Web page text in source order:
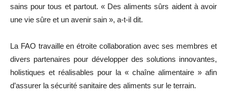
sains pour tous et partout. « Des aliments sûrs aident à avoir
une vie sûre et un avenir sain », a-t-il dit.
La FAO travaille en étroite collaboration avec ses membres et
divers partenaires pour développer des solutions innovantes,
holistiques et réalisables pour la « chaîne alimentaire » afin
d’assurer la sécurité sanitaire des aliments sur le terrain.